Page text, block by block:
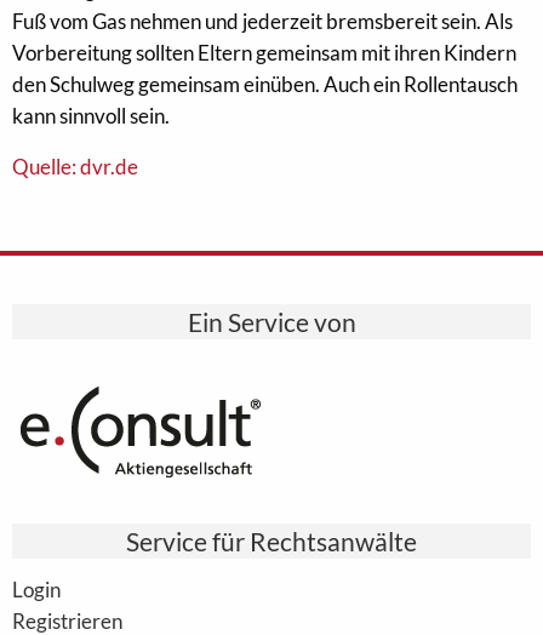
Fuß vom Gas nehmen und jederzeit bremsbereit sein. Als
Vorbereitung sollten Eltern gemeinsam mit ihren Kindern
den Schulweg gemeinsam einüben. Auch ein Rollentausch
kann sinnvoll sein.
Quelle: dvr.de
Ein Service von
Service für Rechtsanwälte
Login
Registrieren